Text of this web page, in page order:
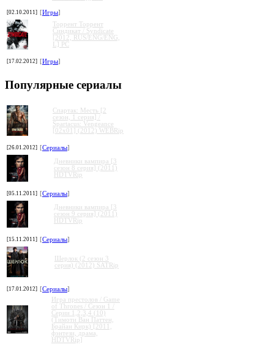
[02.10.2011] [Игры]
Торрент Торрент
Cиндикат / Syndicate
[2012, RUS/ENG/ENG,
L] PC
[17.02.2012] [Игры]
Популярные сериалы
Спартак: Месть [2
сезон, 1 серия] /
Spartacus: Vengeance
[02x01] (2012) WEBRip
[26.01.2012] [Сериалы]
Дневники вампира [3
сезон 8 серия] (2011)
HDTVRip
[05.11.2011] [Сериалы]
Дневники вампира [3
сезон 9 серия] (2011)
HDTVRip
[15.11.2011] [Сериалы]
Шерлок (2 сезон 3
серия) (2012) SATRip
[17.01.2012] [Сериалы]
Игра престолов / Game
of Thrones / Сезон 1 /
Серии 1,2,3,4 (10)
(Тимоти Ван Паттен,
Брайан Кирк) [2011,
фэнтези, драма,
HDTVRip]